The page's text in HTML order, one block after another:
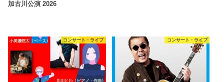
加古川公演 2026
コンサート・ライブ コンサート・ライブ